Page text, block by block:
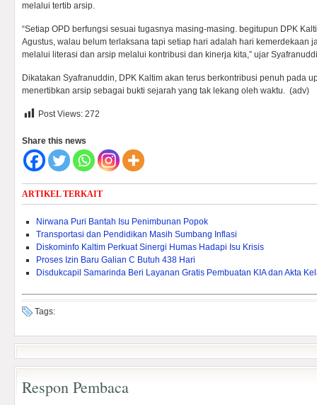
melalui tertib arsip.
“Setiap OPD berfungsi sesuai tugasnya masing-masing. begitupun DPK
Agustus, walau belum terlaksana tapi setiap hari adalah hari kemerdekaan
melalui literasi dan arsip melalui kontribusi dan kinerja kita,” ujar
Dikatakan Syafranuddin, DPK Kaltim akan terus berkontribusi penuh pada
menertibkan arsip sebagai bukti sejarah yang tak lekang oleh waktu. (adv)
Post Views: 272
Share this news
ARTIKEL TERKAIT
Nirwana Puri Bantah Isu Penimbunan Popok
Transportasi dan Pendidikan Masih Sumbang Inflasi
Diskominfo Kaltim Perkuat Sinergi Humas Hadapi Isu Krisis
Proses Izin Baru Galian C Butuh 438 Hari
Disdukcapil Samarinda Beri Layanan Gratis Pembuatan KIA dan Akta
Tags:
Respon Pembaca